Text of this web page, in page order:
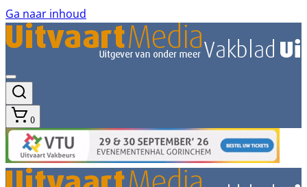
Ga naar inhoud
0